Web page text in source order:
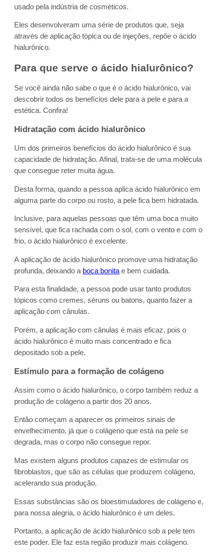
usado pela indústria de cosméticos.
Eles desenvolveram uma série de produtos que, seja
através de aplicação tópica ou de injeções, repõe o ácido
hialurônico.
Para que serve o ácido hialurônico?
Se você ainda não sabe o que é o ácido hialurônico, vai
descobrir todos os benefícios dele para a pele e para a
estética. Confira!
Hidratação com ácido hialurônico
Um dos primeiros benefícios do ácido hialurônico é sua
capacidade de hidratação. Afinal, trata-se de uma molécula
que consegue reter muita água.
Desta forma, quando a pessoa aplica ácido hialurônico em
alguma parte do corpo ou rosto, a pele fica bem hidratada.
Inclusive, para aquelas pessoas que têm uma boca muito
sensível, que fica rachada com o sol, com o vento e com o
frio, o ácido hialurônico é excelente.
A aplicação de ácido hialurônico promove uma hidratação
profunda, deixando a boca bonita e bem cuidada.
Para esta finalidade, a pessoa pode usar tanto produtos
tópicos como cremes, séruns ou batons, quanto fazer a
aplicação com cânulas.
Porém, a aplicação com cânulas é mais eficaz, pois o
ácido hialurônico é muito mais concentrado e fica
depositado sob a pele.
Estímulo para a formação de colágeno
Assim como o ácido hialurônico, o corpo também reduz a
produção de colágeno a partir dos 20 anos.
Então começam a aparecer os primeiros sinais de
envelhecimento, já que o colágeno que está na pele se
degrada, mas o corpo não consegue repor.
Mas existem alguns produtos capazes de estimular os
fibroblastos, que são as células que produzem colágeno,
acelerando sua produção.
Essas substâncias são os bioestimuladores de colágeno e,
para nossa alegria, o ácido hialurônico é um deles.
Portanto, a aplicação de ácido hialurônico sob a pele tem
este poder. Ele faz esta região produzir mais colágeno.